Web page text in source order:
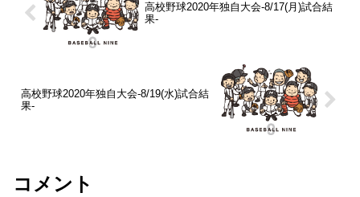
高校野球2020年独自大会-8/17(月)試合結
果-
高校野球2020年独自大会-8/19(水)試合結
果-
コメント